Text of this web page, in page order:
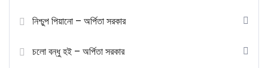
নিশ্চুপ পিয়ানো – অর্পিতা সরকার
চলো বন্ধু হই – অর্পিতা সরকার